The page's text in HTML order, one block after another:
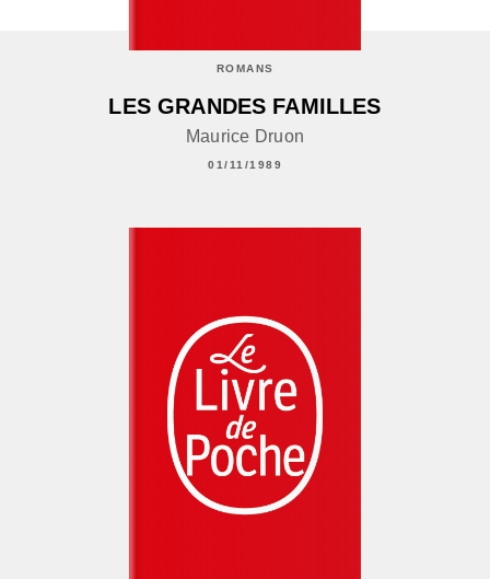
ROMANS
LES GRANDES FAMILLES
Maurice Druon
01/11/1989